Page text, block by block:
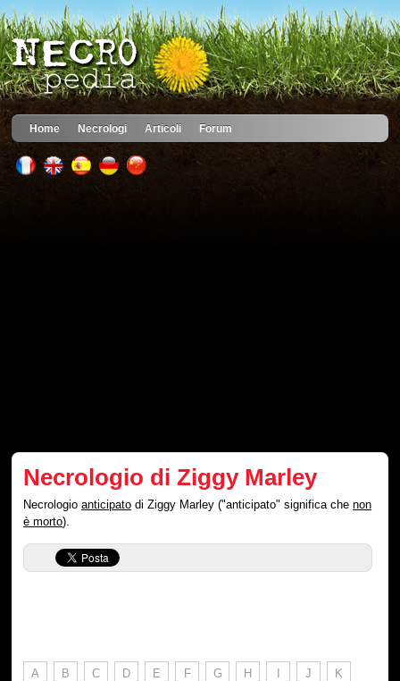
Home Necrologi Articoli Forum
Necrologio di Ziggy Marley
Necrologioanticipato di Ziggy Marley ("anticipato" significa chenon
è morto).
A B C D E F G H I J K